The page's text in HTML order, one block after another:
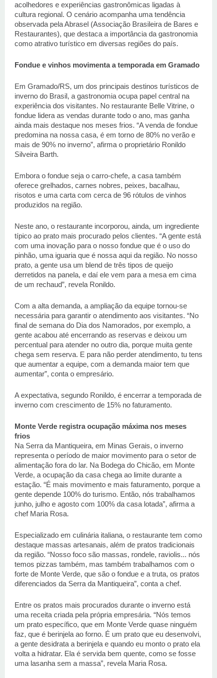
acolhedores e experiências gastronômicas ligadas à
cultura regional. O cenário acompanha uma tendência
observada pela Abrasel (Associação Brasileira de Bares e
Restaurantes), que destaca a importância da gastronomia
como atrativo turístico em diversas regiões do país.
Fondue e vinhos movimenta a temporada em Gramado
Em Gramado/RS, um dos principais destinos turísticos de
inverno do Brasil, a gastronomia ocupa papel central na
experiência dos visitantes. No restaurante Belle Vitrine, o
fondue lidera as vendas durante todo o ano, mas ganha
ainda mais destaque nos meses frios. “A venda de fondue
predomina na nossa casa, é em torno de 80% no verão e
mais de 90% no inverno”, afirma o proprietário Ronildo
Silveira Barth.
Embora o fondue seja o carro-chefe, a casa também
oferece grelhados, carnes nobres, peixes, bacalhau,
risotos e uma carta com cerca de 96 rótulos de vinhos
produzidos na região.
Neste ano, o restaurante incorporou, ainda, um ingrediente
típico ao prato mais procurado pelos clientes. “A gente está
com uma inovação para o nosso fondue que é o uso do
pinhão, uma iguaria que é nossa aqui da região. No nosso
prato, a gente usa um blend de três tipos de queijo
derretidos na panela, e daí ele vem para a mesa em cima
de um rechaud”, revela Ronildo.
Com a alta demanda, a ampliação da equipe tornou-se
necessária para garantir o atendimento aos visitantes. “No
final de semana do Dia dos Namorados, por exemplo, a
gente acabou até encerrando as reservas e deixou um
percentual para atender no outro dia, porque muita gente
chega sem reserva. E para não perder atendimento, tu tens
que aumentar a equipe, com a demanda maior tem que
aumentar”, conta o empresário.
A expectativa, segundo Ronildo, é encerrar a temporada de
inverno com crescimento de 15% no faturamento.
Monte Verde registra ocupação máxima nos meses
frios
Na Serra da Mantiqueira, em Minas Gerais, o inverno
representa o período de maior movimento para o setor de
alimentação fora do lar. Na Bodega do Chicão, em Monte
Verde, a ocupação da casa chega ao limite durante a
estação. “É mais movimento e mais faturamento, porque a
gente depende 100% do turismo. Então, nós trabalhamos
junho, julho e agosto com 100% da casa lotada”, afirma a
chef Maria Rosa.
Especializado em culinária italiana, o restaurante tem como
destaque massas artesanais, além de pratos tradicionais
da região. “Nosso foco são massas, rondele, raviolis... nós
temos pizzas também, mas também trabalhamos com o
forte de Monte Verde, que são o fondue e a truta, os pratos
diferenciados da Serra da Mantiqueira”, conta a chef.
Entre os pratos mais procurados durante o inverno está
uma receita criada pela própria empresária. “Nós temos
um prato específico, que em Monte Verde quase ninguém
faz, que é berinjela ao forno. É um prato que eu desenvolvi,
a gente desidrata a berinjela e quando eu monto o prato ela
volta a hidratar. Ela é servida bem quente, como se fosse
uma lasanha sem a massa”, revela Maria Rosa.